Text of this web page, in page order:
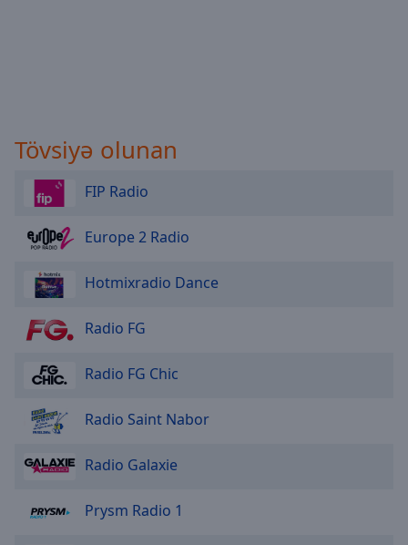
Tövsiyə olunan
FIP Radio
Europe 2 Radio
Hotmixradio Dance
Radio FG
Radio FG Chic
Radio Saint Nabor
Radio Galaxie
Prysm Radio 1